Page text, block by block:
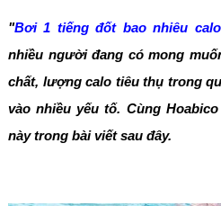
"Bơi 1 tiếng đốt bao nhiêu calo
nhiều người đang có mong
chất, lượng calo tiêu thụ trong
vào nhiều yếu tố. Cùng
này trong bài viết sau đây.